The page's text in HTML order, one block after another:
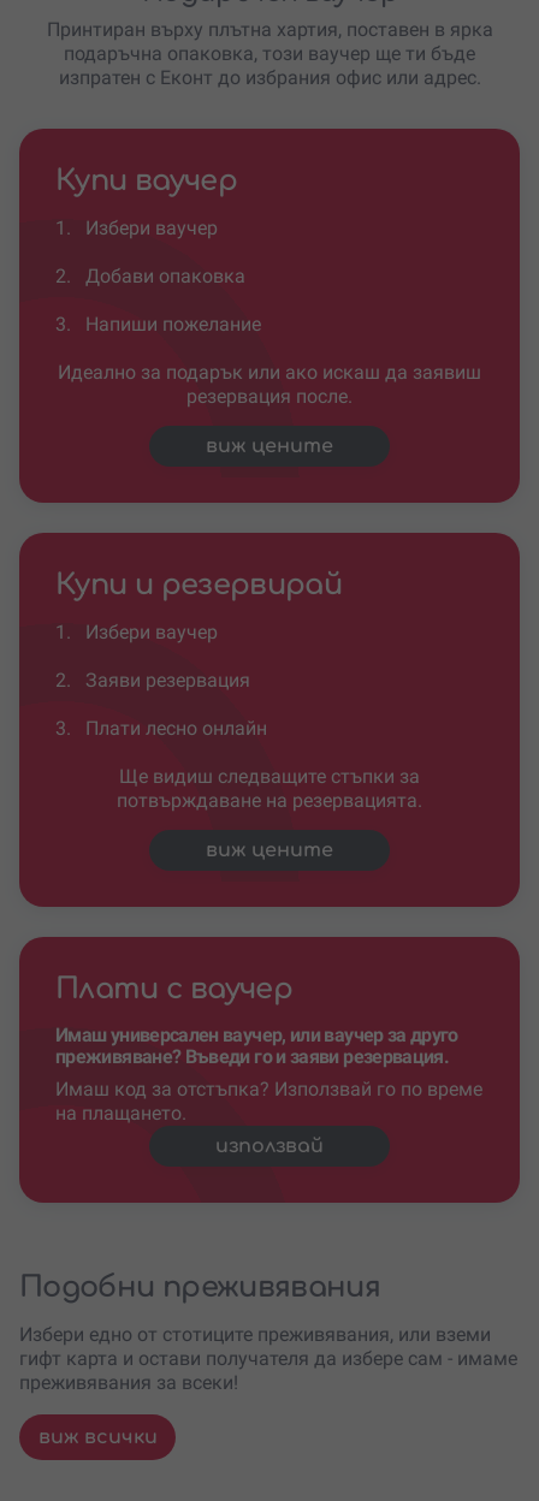
Принтиран върху плътна хартия, поставен в ярка
подаръчна опаковка, този ваучер ще ти бъде
изпратен с Еконт до избрания офис или адрес.
Купи ваучер
1. Избери ваучер
2. Добави опаковка
3. Напиши пожелание
Идеално за подарък или ако искаш да заявиш
резервация после.
виж цените
Купи и резервирай
1. Избери ваучер
2. Заяви резервация
3. Плати лесно онлайн
Ще видиш следващите стъпки за
потвърждаване на резервацията.
виж цените
Плати с ваучер
Имаш универсален ваучер, или ваучер за друго
преживяване? Въведи го и заяви резервация.
Имаш код за отстъпка? Използвай го по време
на плащането.
използвай
Подобни преживявания
Избери едно от стотиците преживявания, или вземи
гифт карта и остави получателя да избере сам - имаме
преживявания за всеки!
виж всички